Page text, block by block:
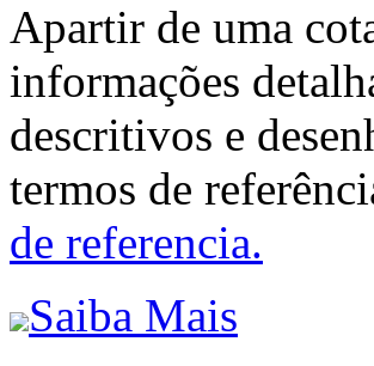
Apartir de uma
informações
descritivos e
termos de
de referencia.
Saiba Mais